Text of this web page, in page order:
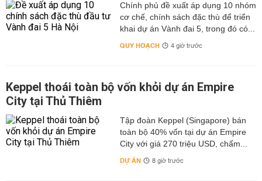
Chính phủ đề xuất áp dụng 10 nhóm
cơ chế, chính sách đặc thù để triển
khai dự án Vành đai 5, trong đó có...
QUY HOẠCH 4 giờ trước
Keppel thoái toàn bộ vốn khỏi dự án Empire
City tại Thủ Thiêm
Tập đoàn Keppel (Singapore) bán
toàn bộ 40% vốn tại dự án Empire
City với giá 270 triệu USD, chấm...
DỰ ÁN 8 giờ trước